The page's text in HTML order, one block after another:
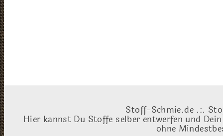
Stoff-Schmie.de .:.
Hier kannst Du Stoffe selber entwerfen und
ohne